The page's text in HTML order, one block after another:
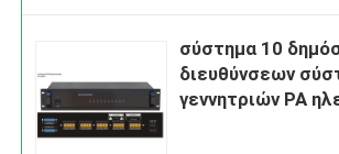
σύστημα 10
διευθύνσεων
γεννητριών PA